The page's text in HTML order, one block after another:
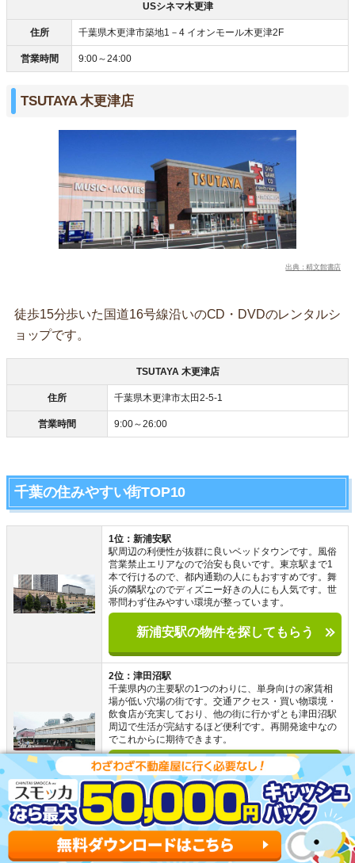
USシネマ木更津
住所 千葉県木更津市築地1－4 イオンモール木更津2F
営業時間 9:00～24:00
TSUTAYA 木更津店
出典：精文館書店
徒歩15分歩いた国道16号線沿いのCD・DVDのレンタルシ
ョップです。
TSUTAYA 木更津店
住所 千葉県木更津市太田2-5-1
営業時間 9:00～26:00
千葉の住みやすい街TOP10
1位：新浦安駅
駅周辺の利便性が抜群に良いベッドタウンです。風俗
営業禁止エリアなので治安も良いです。東京駅まで1
本で行けるので、都内通勤の人にもおすすめです。舞
浜の隣駅なのでディズニー好きの人にも人気です。世
帯問わず住みやすい環境が整っています。
新浦安駅の物件を探してもらう
2位：津田沼駅
千葉県内の主要駅の1つのわりに、単身向けの家賃相
場が低い穴場の街です。交通アクセス・買い物環境・
飲食店が充実しており、他の街に行かずとも津田沼駅
周辺で生活が完結するほど便利です。再開発途中なの
でこれからに期待できます。
津田沼駅の物件を探してもらう
3位：市川駅
市川駅周辺は、都内勤務で家賃を抑えたい人におすす
めです。江戸川の対岸が東京という近さです。商業施
設や、商店街が複数あるので買い物がしやすいです。